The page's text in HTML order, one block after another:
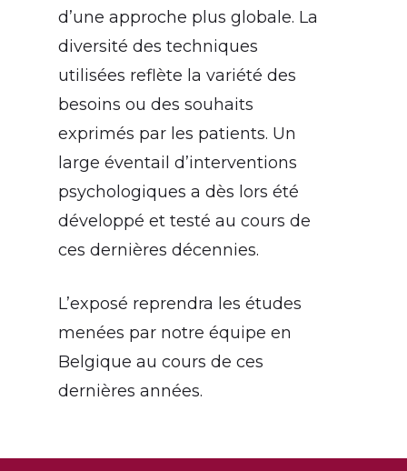
d’une approche plus globale. La
diversité des techniques
utilisées reflète la variété des
besoins ou des souhaits
exprimés par les patients. Un
large éventail d’interventions
psychologiques a dès lors été
développé et testé au cours de
ces dernières décennies.
L’exposé reprendra les études
menées par notre équipe en
Belgique au cours de ces
dernières années.